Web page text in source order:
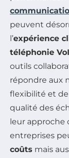
peuvent
l’expérience
téléphonie
outils
répondre aux
flexibilité et
qualité des
leur approche
entreprises
coûts mais